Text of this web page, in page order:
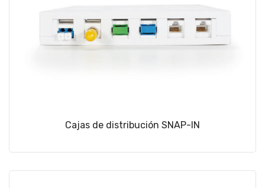
Cajas de distribución SNAP-IN